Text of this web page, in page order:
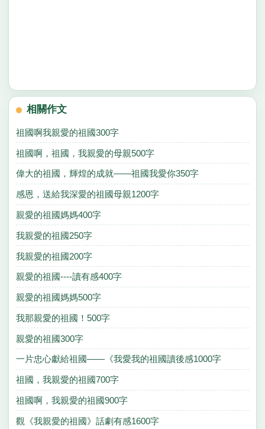
相關作文
祖國啊我親愛的祖國300字
祖國啊，祖國，我親愛的母親500字
偉大的祖國，輝煌的成就——祖國我愛你350字
感恩，送給我深愛的祖國母親1200字
親愛的祖國媽媽400字
我親愛的祖國250字
我親愛的祖國200字
親愛的祖國----讀有感400字
親愛的祖國媽媽500字
我那親愛的祖國！500字
親愛的祖國300字
一片忠心獻給祖國——《我愛我的祖國讀後感1000字
祖國，我親愛的祖國700字
祖國啊，我親愛的祖國900字
觀《我親愛的祖國》話劇有感1600字